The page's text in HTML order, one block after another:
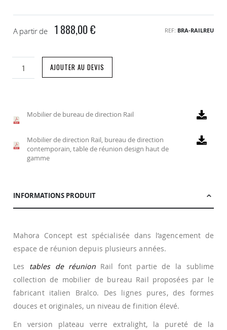
A partir de 1 888,00 € REF BRA-RAILREU
AJOUTER AU DEVIS
Mobilier de bureau de direction Rail
Mobilier de direction Rail, bureau de direction
contemporain, table de réunion design haut de
gamme
INFORMATIONS PRODUIT
Mahora Concept est spécialisée dans l’agencement de
espace de réunion depuis plusieurs années.
Les tables de réunionRail font partie de la sublime
collection de mobilier de bureau Rail proposées par le
fabricant italien Bralco. Des lignes pures, des formes
douces et originales, un niveau de finition élevé.
En version plateau verre extralight, la pureté de la